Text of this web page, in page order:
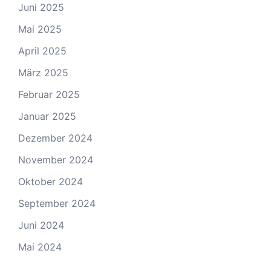
Juni 2025
Mai 2025
April 2025
März 2025
Februar 2025
Januar 2025
Dezember 2024
November 2024
Oktober 2024
September 2024
Juni 2024
Mai 2024